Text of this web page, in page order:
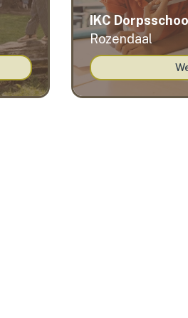
IKC
Rozendaal